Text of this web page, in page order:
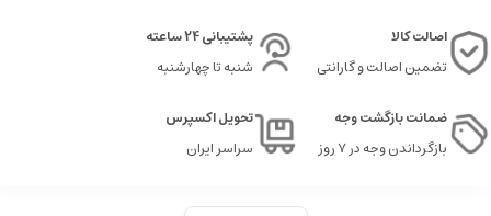
اصالت کالا
تضمین اصالت و گارانتی
پشتیبانی 24 ساعته
شنبه تا چهارشنبه
ضمانت بازگشت وجه
بازگرداندن وجه در ۷ روز
تحویل اکسپرس
سراسر ایران